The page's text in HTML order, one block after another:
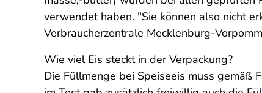
verwendet haben. "Sie können also nicht
Verbraucherzentrale Mecklenburg-
Wie viel Eis steckt in der Verpackung?
Die Füllmenge bei Speiseeis muss gemäß